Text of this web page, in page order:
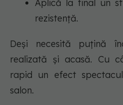
Aplică la final un
rezistență.
Deși necesită puțină
realizată și acasă. Cu
rapid un efect
salon.